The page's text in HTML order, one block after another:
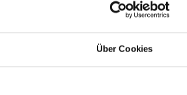
Über Cookies